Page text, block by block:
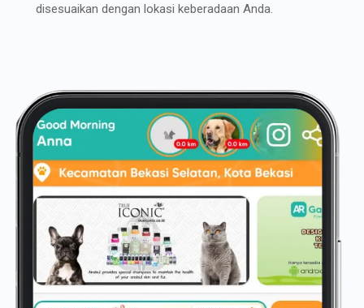
disesuaikan dengan lokasi keberadaan Anda.